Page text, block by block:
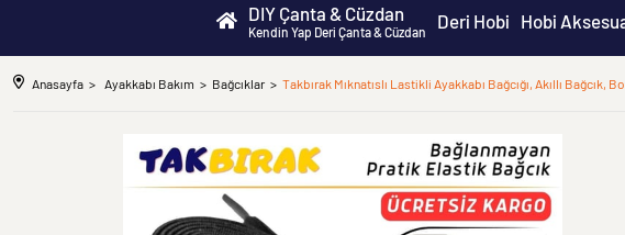
DIY Çanta & Cüzdan
Kendin Yap Deri Çanta & Cüzdan Deri Hobi Hobi
Anasayfa Ayakkabı Bakım Bağcıklar Takbırak Mıknatıslı Lastikli Ayakkabı Bağcığı, Akıllı Bağcık,